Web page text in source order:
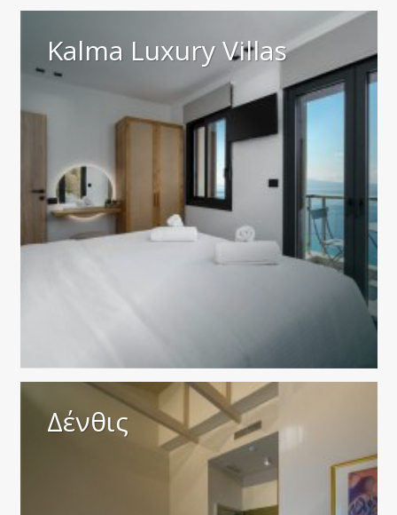
Kalma Luxury Villas
Δένθις